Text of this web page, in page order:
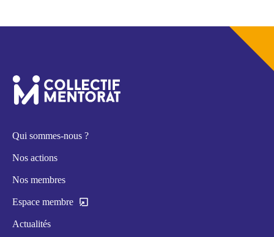
Qui sommes-nous ?
Nos actions
Nos membres
Espace membre
Actualités